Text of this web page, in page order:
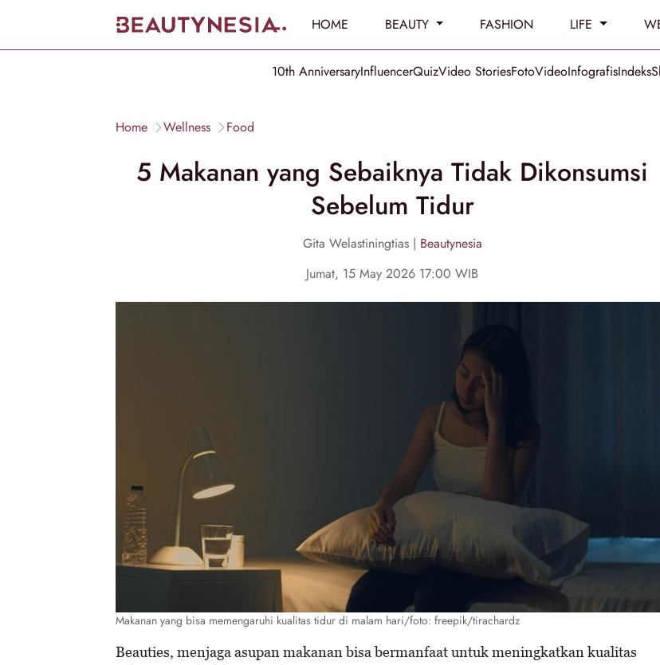
HOME BEAUTY FASHION LIFE
10th AnniversaryInfluencerQuizVideo StoriesFotoVideoInfografisIndeks
Home Wellness Food
5 Makanan yang Sebaiknya Tidak Dikonsumsi
Sebelum Tidur
Gita Welastiningtias | Beautynesia
Jumat, 15 May 2026 17:00 WIB
Makanan yang bisa memengaruhi kualitas tidur di malam hari/foto: freepik/tirachardz
Beauties, menjaga asupan makanan bisa bermanfaat untuk meningkatkan kualitas